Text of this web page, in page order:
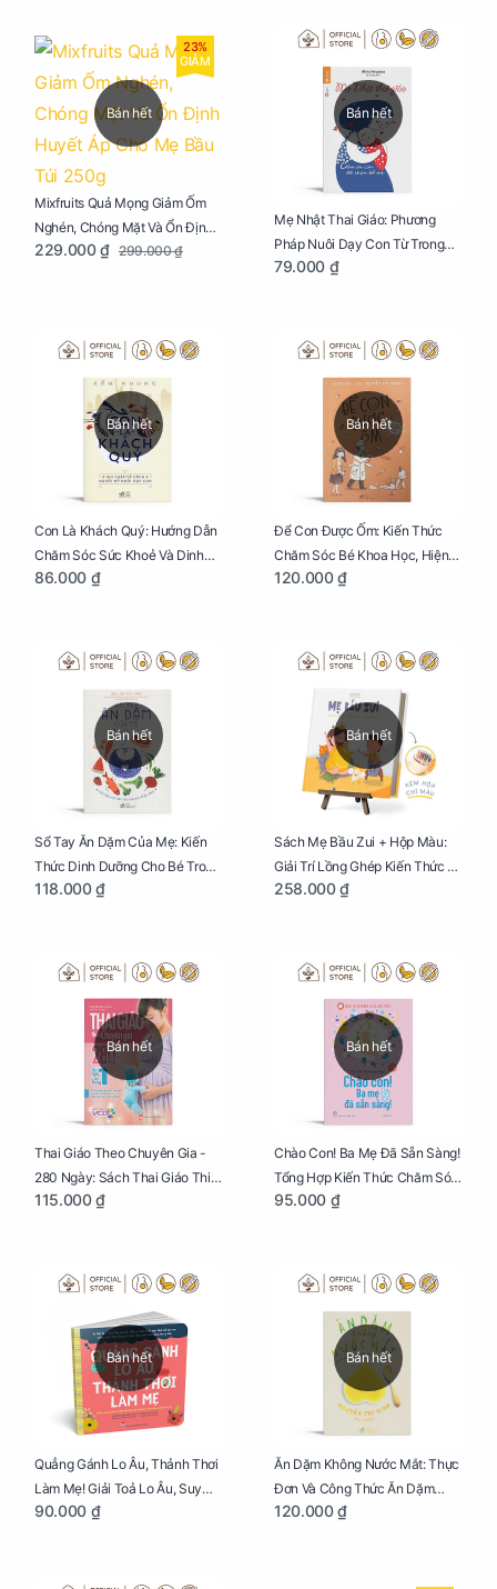
Bán hết
23%
GIẢM
Mixfruits Quả Mọng Giảm Ốm
Nghén, Chóng Mặt Và Ổn Định
Huyết Áp Cho Mẹ Bầu Túi 250g
229.000 ₫ 299.000 ₫
Bán hết
Mẹ Nhật Thai Giáo: Phương
Pháp Nuôi Dạy Con Từ Trong
Bụng Mẹ
79.000 ₫
Bán hết
Con Là Khách Quý: Hướng Dẫn
Chăm Sóc Sức Khoẻ Và Dinh
Dưỡng Cho Bé
86.000 ₫
Bán hết
Để Con Được Ốm: Kiến Thức
Chăm Sóc Bé Khoa Học, Hiện
Đại
120.000 ₫
Bán hết
Sổ Tay Ăn Dặm Của Mẹ: Kiến
Thức Dinh Dưỡng Cho Bé Trong
Tuổi Ăn Dặm
118.000 ₫
Bán hết
Sách Mẹ Bầu Zui + Hộp Màu:
Giải Trí Lồng Ghép Kiến Thức Và
Lời Khuyên Mang Thai Bổ Ích
258.000 ₫
Bán hết
Thai Giáo Theo Chuyên Gia -
280 Ngày: Sách Thai Giáo Thiết
Thực Nhất Cho Mẹ Bầu
115.000 ₫
Bán hết
Chào Con! Ba Mẹ Đã Sẵn Sàng!
Tổng Hợp Kiến Thức Chăm Sóc
Trẻ Sơ Sinh
95.000 ₫
Bán hết
Quẳng Gánh Lo Âu, Thảnh Thơi
Làm Mẹ! Giải Toả Lo Âu, Suy
Nghĩ Tiêu Cực Cho Mẹ
90.000 ₫
Bán hết
Ăn Dặm Không Nước Mắt: Thực
Đơn Và Công Thức Ăn Dặm
Kiểu Nhật
120.000 ₫